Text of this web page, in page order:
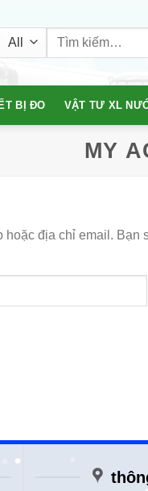
Tìm
BỊ ĐO VẬT TƯ XL
MY
địa chỉ email.